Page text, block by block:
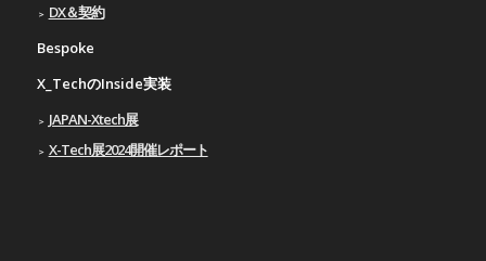
DX＆契約
Bespoke
X_TechのInside実装
JAPAN-Xtech展
X-Tech展2024開催レポート